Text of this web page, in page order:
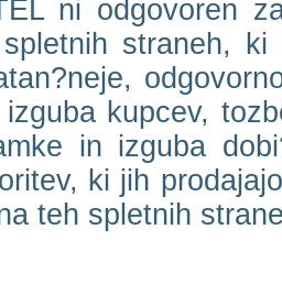
ni odgovoren
straneh,
kupcev,
in izguba
ki jih
teh spletnih